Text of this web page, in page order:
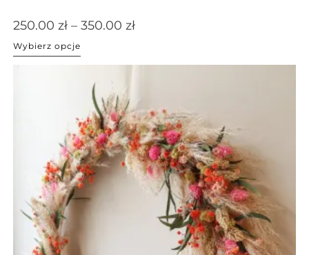
250.00 zł – 350.00 zł
Wybierz opcje